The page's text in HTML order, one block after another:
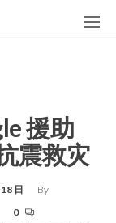
援助
震救灾
日
By
0